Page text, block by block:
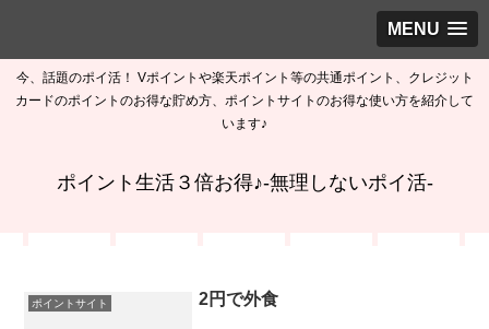
MENU
今、話題のポイ活！ Vポイントや楽天ポイント等の共通ポイント、クレジット
カードのポイントのお得な貯め方、ポイントサイトのお得な使い方を紹介して
います♪
ポイント生活３倍お得♪-無理しないポイ活-
ポイントサイト 2円で外食